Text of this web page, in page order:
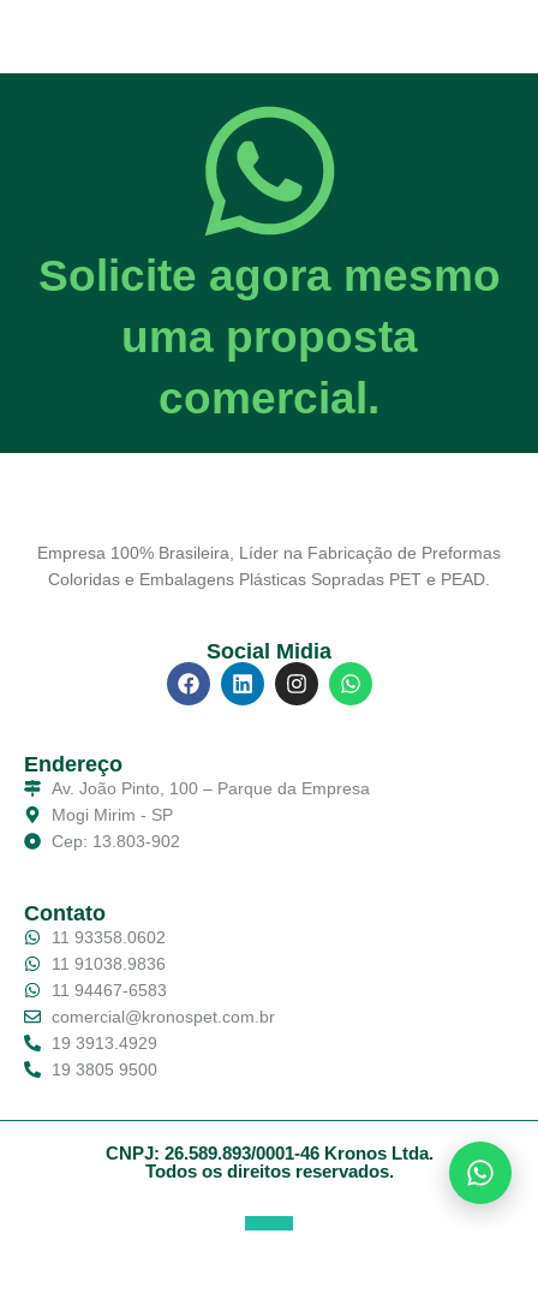
Solicite agora mesmo
uma proposta
comercial.
Empresa 100% Brasileira, Líder na Fabricação de Preformas
Coloridas e Embalagens Plásticas Sopradas PET e PEAD.
Social Midia
Endereço
Av. João Pinto, 100 – Parque da Empresa
Mogi Mirim - SP
Cep: 13.803-902
Contato
11 93358.0602
11 91038.9836
11 94467-6583
comercial@kronospet.com.br
19 3913.4929
19 3805 9500
CNPJ: 26.589.893/0001-46 Kronos Ltda.
Todos os direitos reservados.